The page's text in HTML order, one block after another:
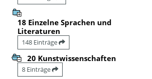
18 Einzelne Sprachen und
Literaturen
148 Einträge
20 Kunstwissenschaften
8 Einträge